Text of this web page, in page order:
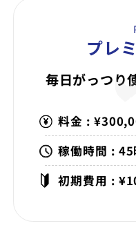
プレ
毎日がっつり
料金 :
稼働時間 : 45
初期費用 :